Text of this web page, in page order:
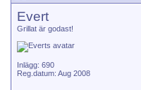
Evert
Grillat är godast!
Inlägg: 690
Reg.datum: Aug 2008